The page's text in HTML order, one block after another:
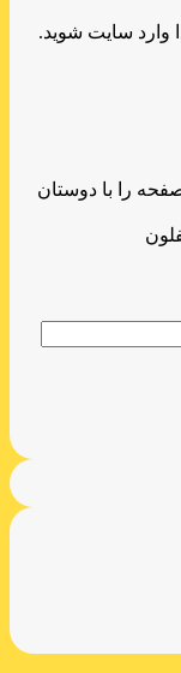
وارد سایت شوید.
را با دوستان